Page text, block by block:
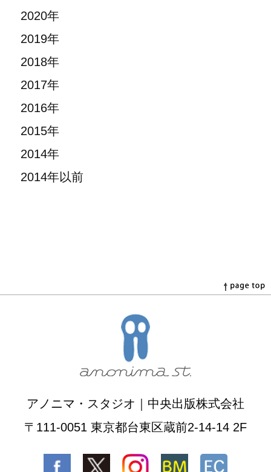
2020年
2019年
2018年
2017年
2016年
2015年
2014年
2014年以前
アノニマ・スタジオ｜中央出版株式会社
〒111-0051 東京都台東区蔵前2-14-14 2F